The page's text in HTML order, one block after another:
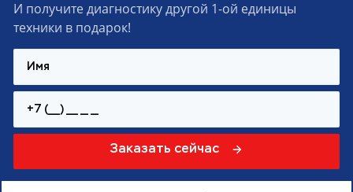
И получите диагностику другой 1-ой единицы
техники в подарок!
Заказать сейчас